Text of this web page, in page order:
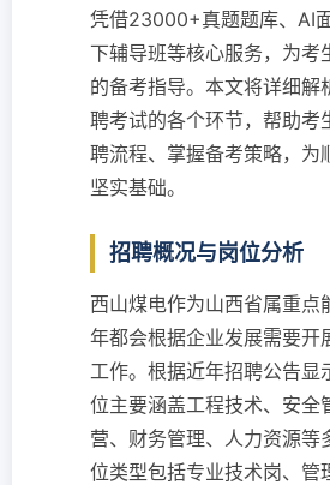
凭借23000+真题题库、AI
下辅导班等核心服务，为考
的备考指导。本文将详细解
聘考试的各个环节，帮助考
聘流程、掌握备考策略，为
坚实基础。
招聘概况与岗位分析
西山煤电作为山西省属重点
年都会根据企业发展需要开
工作。根据近年招聘公告显
位主要涵盖工程技术、安全
营、财务管理、人力资源等
位类型包括专业技术岗、管